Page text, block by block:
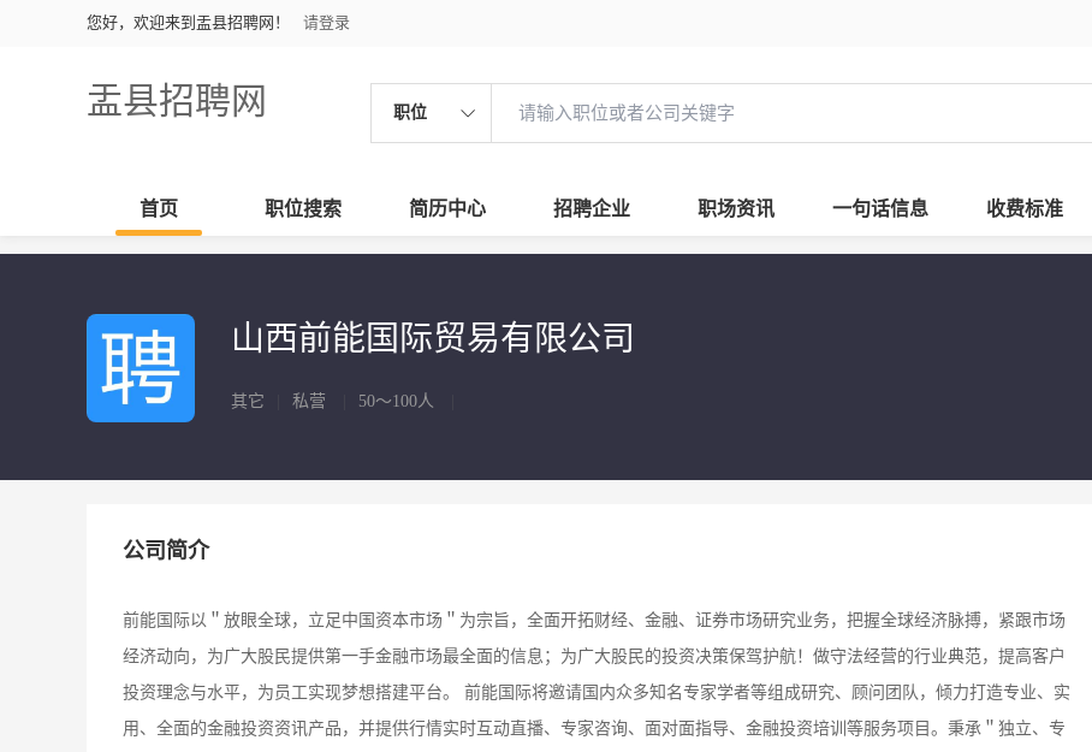
您好，欢迎来到盂县招聘网！ 请登录
盂县招聘网 职位
首页 职位搜索 简历中心 招聘企业 职场资讯 一句话信息 收费标准
山西前能国际贸易有限公司
其它 私营 50～100人
公司简介
前能国际以＂放眼全球，立足中国资本市场＂为宗旨，全面开拓财经、金融、证券市场研究业务，把握全球经济脉搏，紧跟市场
经济动向，为广大股民提供第一手金融市场最全面的信息；为广大股民的投资决策保驾护航！做守法经营的行业典范，提高客户
投资理念与水平，为员工实现梦想搭建平台。 前能国际将邀请国内众多知名专家学者等组成研究、顾问团队，倾力打造专业、实
用、全面的金融投资资讯产品，并提供行情实时互动直播、专家咨询、面对面指导、金融投资培训等服务项目。秉承＂独立、专